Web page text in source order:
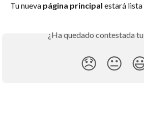
Tu nueva página principal estará
¿Ha quedado contestada
😞 😐